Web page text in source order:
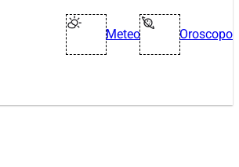
Meteo Oroscopo